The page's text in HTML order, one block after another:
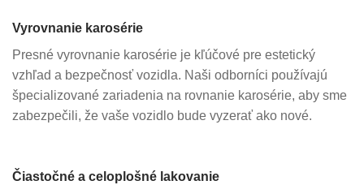
Vyrovnanie karosérie
Presné vyrovnanie karosérie je kľúčové pre estetický
vzhľad a bezpečnosť vozidla. Naši odborníci používajú
špecializované zariadenia na rovnanie karosérie, aby sme
zabezpečili, že vaše vozidlo bude vyzerať ako nové.
Čiastočné a celoplošné lakovanie